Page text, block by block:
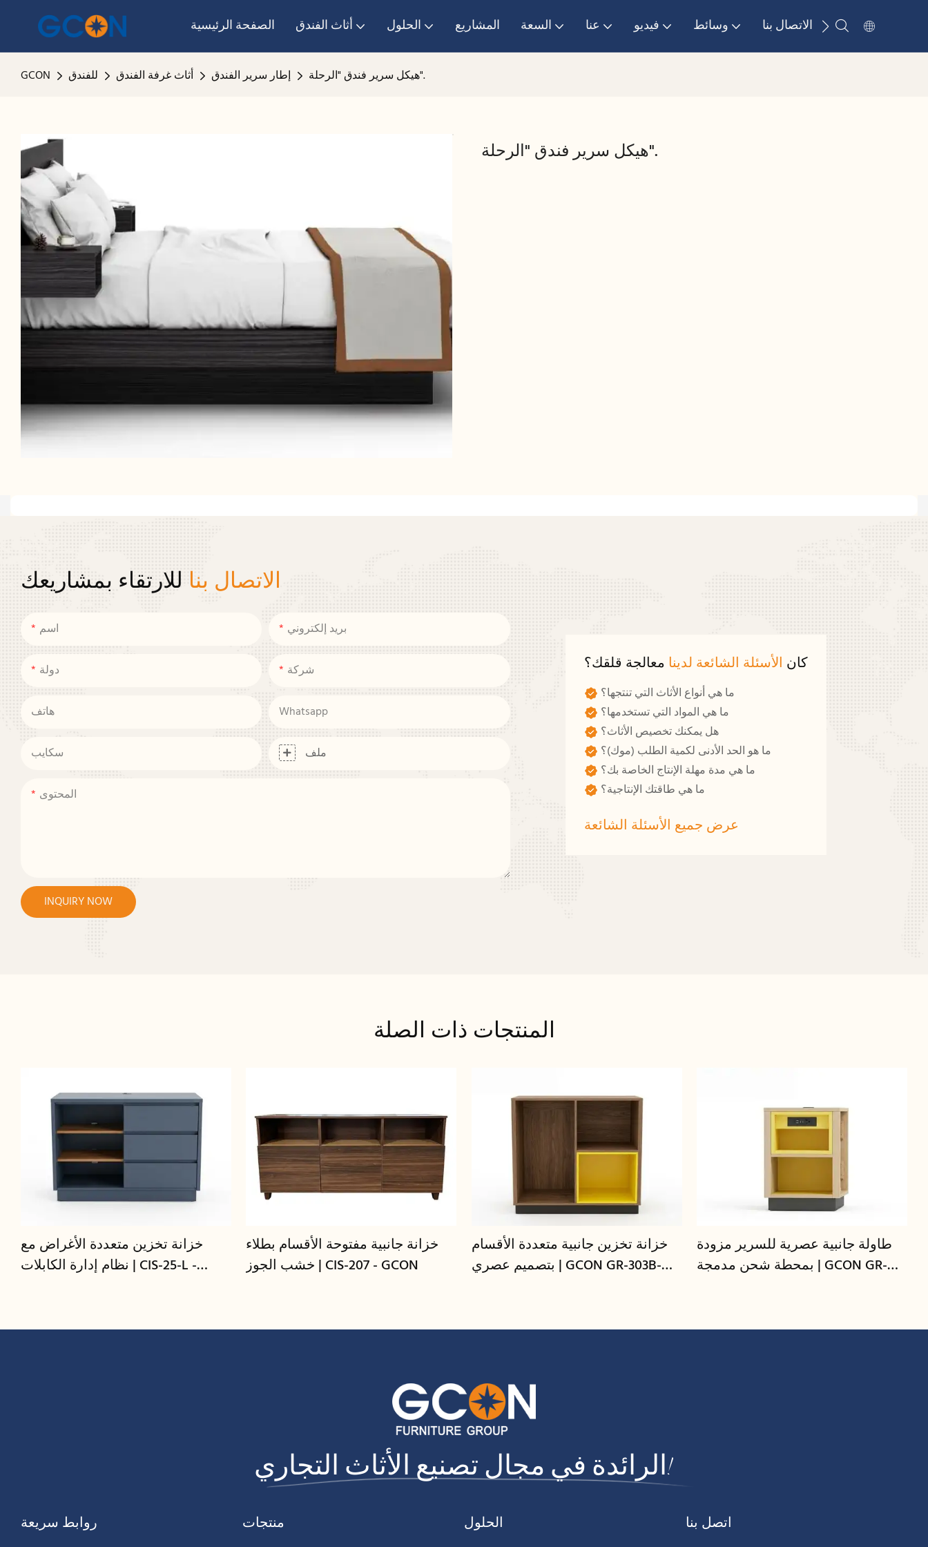
الصفحة الرئيسية أثاث الفندق الحلول المشاريع السعة عنا فيديو وسائط الاتصال بنا
GCON للفندق أثاث غرفة الفندق إطار سرير الفندق هيكل سرير فندق "الرحلة".
هيكل سرير فندق "الرحلة".
الاتصال بنا للارتقاء بمشاريعك
اسم بريد إلكتروني
دولة شركة
هاتف Whatsapp
سكايب ملف
المحتوى
INQUIRY NOW
كان الأسئلة الشائعة لدينا معالجة قلقك؟
ما هي أنواع الأثاث التي تنتجها؟
ما هي المواد التي تستخدمها؟
هل يمكنك تخصيص الأثاث؟
ما هو الحد الأدنى لكمية الطلب (موك)؟
ما هي طاقتك الإنتاجية؟
المنتجات ذات الصلة
خزانة تخزين متعددة الأغراض مع
نظام إدارة الكابلات | CIS-25-L -
خزانة جانبية مفتوحة الأقسام بطلاء
خشب الجوز | CIS-207 - GCON
خزانة تخزين جانبية متعددة الأقسام
بتصميم عصري | GCON GR-303B-
طاولة جانبية عصرية للسرير مزودة
بمحطة شحن مدمجة | GCON GR-
الرائدة في مجال تصنيع الأثاث التجاري!
روابط سريعة منتجات الحلول اتصل بنا